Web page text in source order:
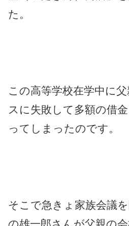
た。
この高等学校在学中に
スに失敗して多額の借
ってしまったのです。
そこで急きょ家族会議
の雄一郎さんが父親の